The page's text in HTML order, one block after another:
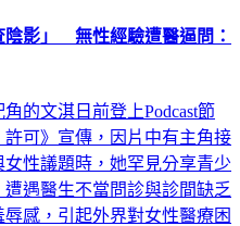
陰影」 無性經驗遭醫逼問：
的文淇日前登上Podcast節
可》宣傳，因片中有主角接
性議題時，她罕見分享青少
遇醫生不當問診與診間缺乏
感，引起外界對女性醫療困